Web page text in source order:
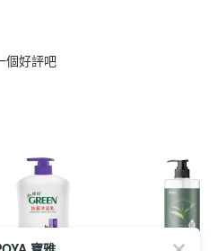
個好評吧